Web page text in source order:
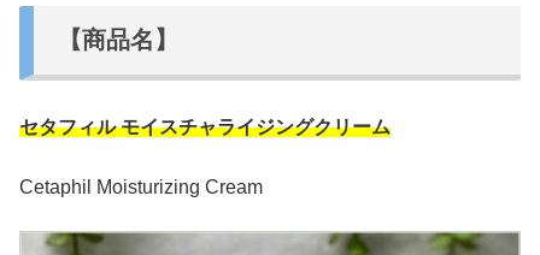
【商品名】
セタフィル モイスチャライジングクリーム
Cetaphil Moisturizing Cream